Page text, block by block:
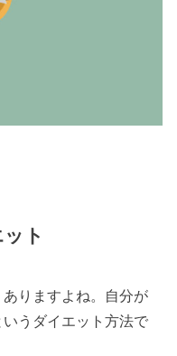
ト
りますよね。自分が
うダイエット方法で